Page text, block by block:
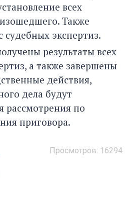
всех
Также
судебных экспертиз.
результаты всех
а также завершены
действия,
дела будут
рассмотрения по
приговора.
Просмотров: 16294